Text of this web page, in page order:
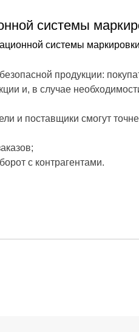
системы
системы
продукции:
и, в случае
и поставщики смогут
с контрагентами.